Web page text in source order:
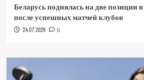
Беларусь поднялась на две позиции
после успешных матчей клубов
24.07.2026 0